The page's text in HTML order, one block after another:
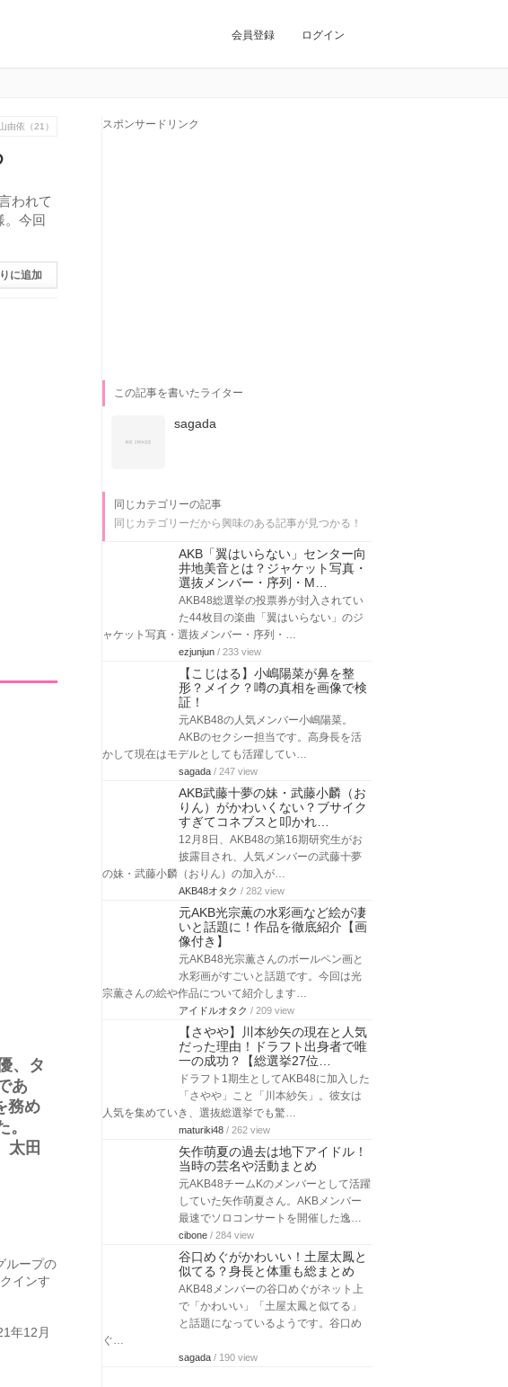
会員登録 ログイン
由依（21）
われて
。今回
に追加
、タ
あ
務め
太田
ループの
インす
年12月
スポンサードリンク
この記事を書いたライター
sagada
同じカテゴリーの記事
同じカテゴリーだから興味のある記事が見つかる！
AKB「翼はいらない」センター向
井地美音とは？ジャケット写真・
選抜メンバー・序列・M…
AKB48総選挙の投票券が封入されてい
た44枚目の楽曲「翼はいらない」のジ
ャケット写真・選抜メンバー・序列・…
ezjunjun / 233 view
【こじはる】小嶋陽菜が鼻を整
形？メイク？噂の真相を画像で検
証！
元AKB48の人気メンバー小嶋陽菜。
AKBのセクシー担当です。高身長を活
かして現在はモデルとしても活躍してい…
sagada / 247 view
AKB武藤十夢の妹・武藤小麟（お
りん）がかわいくない？ブサイク
すぎてコネブスと叩かれ…
12月8日、AKB48の第16期研究生がお
披露目され、人気メンバーの武藤十夢
の妹・武藤小麟（おりん）の加入が…
AKB48オタク / 282 view
元AKB光宗薫の水彩画など絵が凄
いと話題に！作品を徹底紹介【画
像付き】
元AKB48光宗薫さんのボールペン画と
水彩画がすごいと話題です。今回は光
宗薫さんの絵や作品について紹介します…
アイドルオタク / 209 view
【さやや】川本紗矢の現在と人気
だった理由！ドラフト出身者で唯
一の成功？【総選挙27位…
ドラフト1期生としてAKB48に加入した
「さやや」こと「川本紗矢」。彼女は
人気を集めていき、選抜総選挙でも驚…
maturiki48 / 262 view
矢作萌夏の過去は地下アイドル！
当時の芸名や活動まとめ
元AKB48チームKのメンバーとして活躍
していた矢作萌夏さん。AKBメンバー
最速でソロコンサートを開催した逸…
cibone / 284 view
谷口めぐがかわいい！土屋太鳳と
似てる？身長と体重も総まとめ
AKB48メンバーの谷口めぐがネット上
で「かわいい」「土屋太鳳と似てる」
と話題になっているようです。谷口め
ぐ…
sagada / 190 view